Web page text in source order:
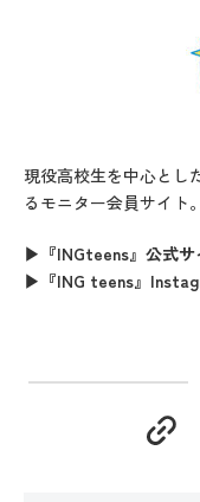
現役高校生を中心とし
るモニター会員サイト
▶『INGteens』公式サ
▶『ING teens』